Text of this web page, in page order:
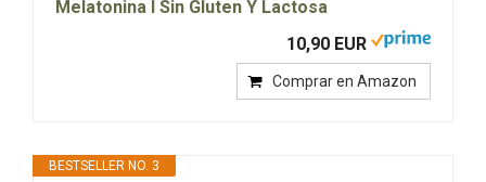
Melatonina I Sin Gluten Y Lactosa
10,90 EUR
Comprar en Amazon
BESTSELLER NO. 3